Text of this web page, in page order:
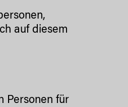
auf diesem
Personen für